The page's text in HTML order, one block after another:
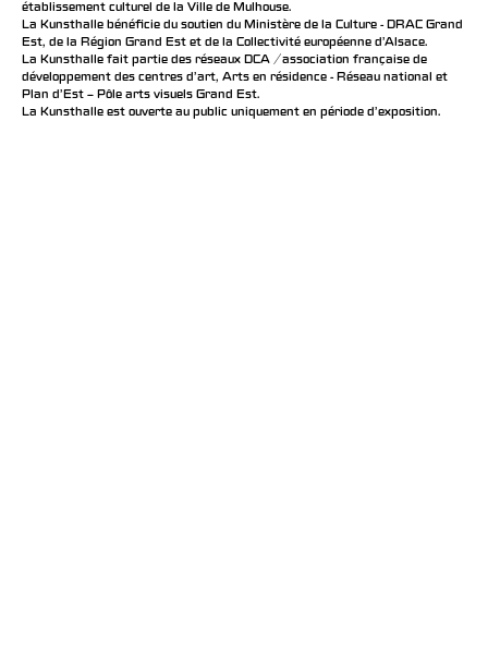
établissement culturel de la Ville de Mulhouse.
La Kunsthalle bénéficie du soutien du Ministère de la Culture - DRAC Grand
Est, de la Région Grand Est et de la Collectivité européenne d’Alsace.
La Kunsthalle fait partie des réseaux DCA / association française de
développement des centres d'art, Arts en résidence - Réseau national et
Plan d’Est – Pôle arts visuels Grand Est.
La Kunsthalle est ouverte au public uniquement en période d'exposition.